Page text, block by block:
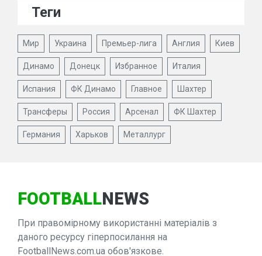
Теги
Мир Украина Премьер-лига Англия Киев
Динамо Донецк Избранное Италия
Испания ФК Динамо Главное Шахтер
Трансферы Россия Арсенал ФК Шахтер
Германия Харьков Металлург
FOOTBALLNEWS
При правомірному використанні матеріалів з
даного ресурсу гіперпосилання на
FootballNews.com.ua обов'язкове.